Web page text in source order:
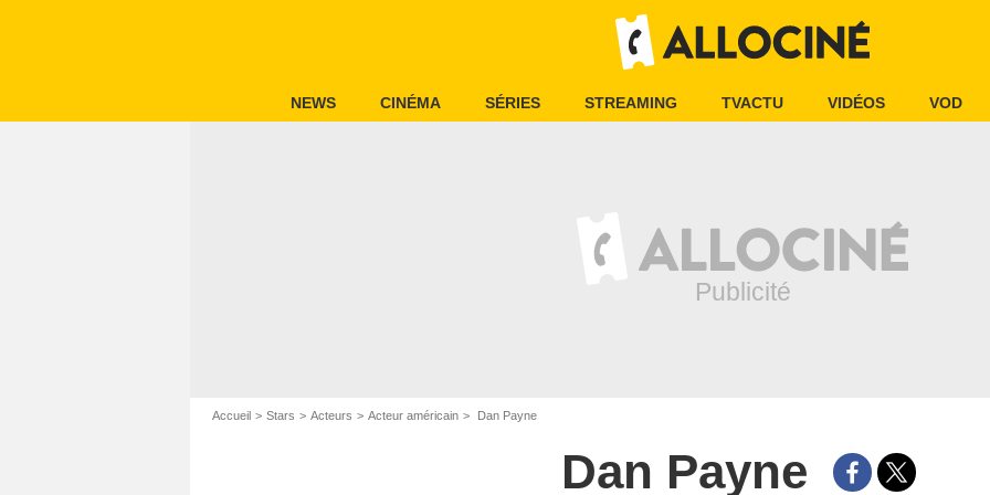
NEWS CINÉMA SÉRIES STREAMING TVACTU VIDÉOS VOD
Accueil Stars Acteurs Acteur américain Dan Payne
Dan Payne